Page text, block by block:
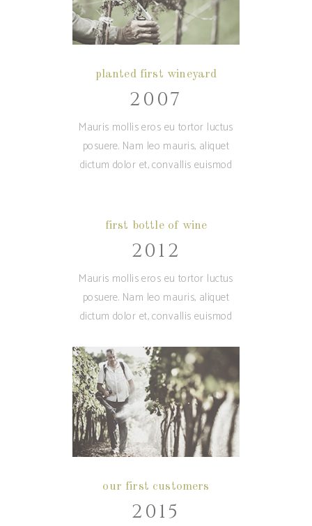
planted first wineyard
2007
Mauris mollis eros eu tortor luctus
posuere. Nam leo mauris, aliquet
dictum dolor et, convallis euismod
first bottle of wine
2012
Mauris mollis eros eu tortor luctus
posuere. Nam leo mauris, aliquet
dictum dolor et, convallis euismod
our first customers
2015